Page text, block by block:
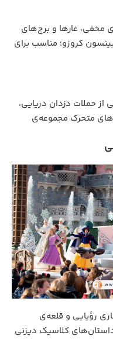
مخفی، غارها و برج‌های
کروزو؛ مناسب برای
حملات دزدان دریایی،
متحرک مجموعه‌ی
رؤیایی و قلعه‌ی
کلاسیک دیزنی